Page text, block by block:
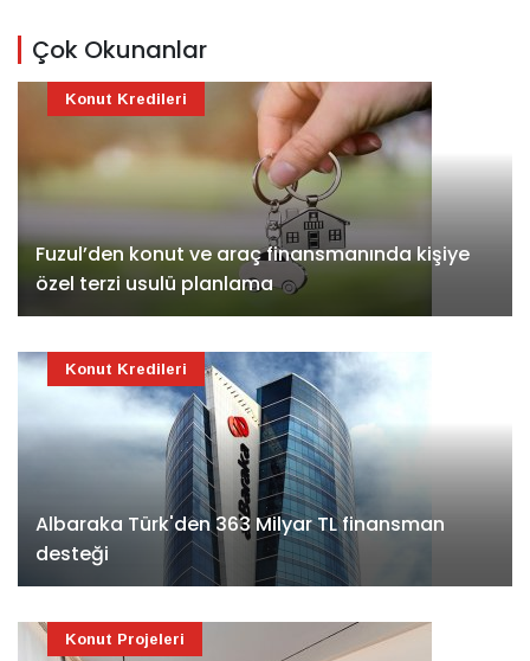
Çok Okunanlar
Fuzul’den konut ve araç finansmanında kişiye
özel terzi usulü planlama
Konut Kredileri
Albaraka Türk'den 363 Milyar TL finansman
desteği
Konut Kredileri
Konut Projeleri